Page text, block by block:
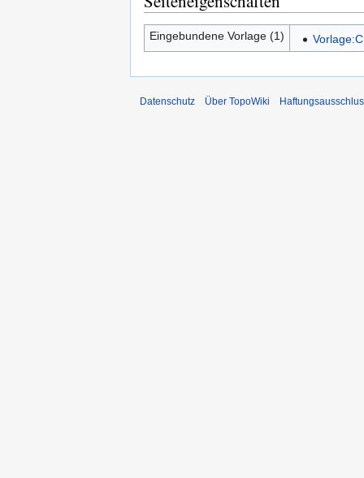
Eingebundene Vorlage (1) Vorlage:C
Datenschutz Über TopoWiki